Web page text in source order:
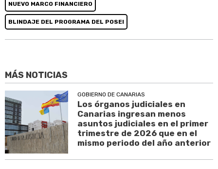
NUEVO MARCO FINANCIERO
BLINDAJE DEL PROGRAMA DEL POSEI
MÁS NOTICIAS
GOBIERNO DE CANARIAS
Los órganos judiciales en
Canarias ingresan menos
asuntos judiciales en el primer
trimestre de 2026 que en el
mismo periodo del año anterior